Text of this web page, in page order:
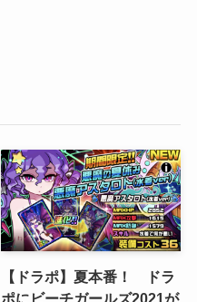
【ドラポ】夏本番！ ドラ
ポにビーチガールズ2021が